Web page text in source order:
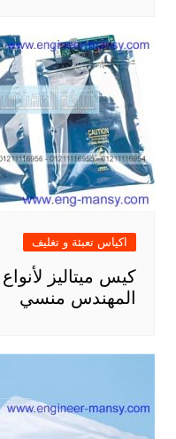
اكياس تعبئة و تغليف
كيس ميتاليز
المهندس منسي